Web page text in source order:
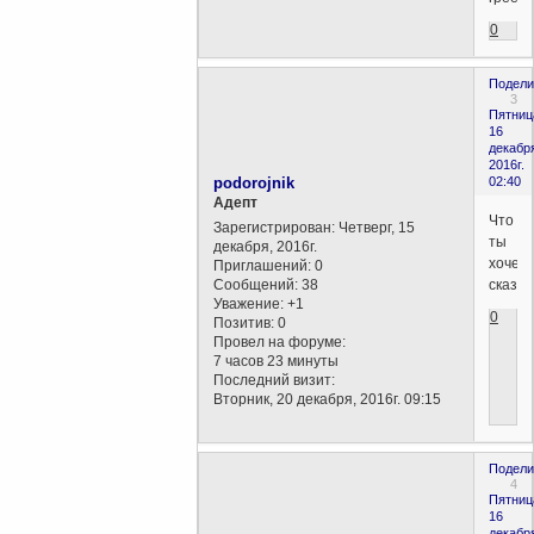
0
3
16
2016г.
02:40
podorojnik
Aдепт
Зарегистрирован: Четверг, 15
декабря, 2016г.
Приглашений: 0
Сообщений: 38
Уважение: +1
Позитив: 0
Провел на форуме:
7 часов 23 минуты
Последний визит:
Вторник, 20 декабря, 2016г. 09:15
Что
ты
0
4
16